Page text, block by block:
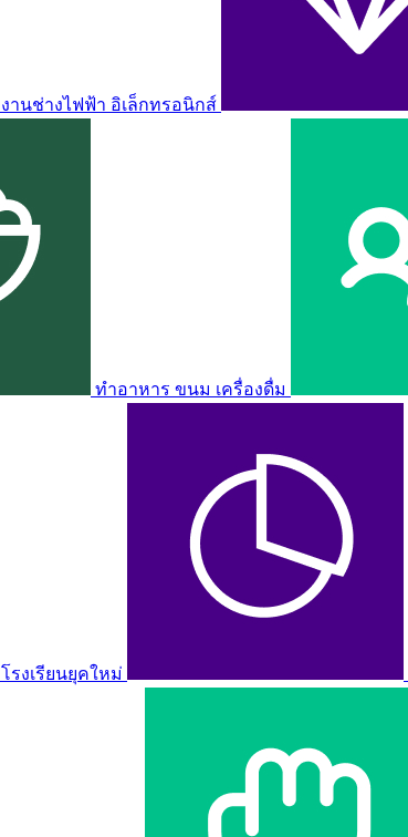
งานช่างไฟฟ้า อิเล็กทรอนิกส์
ทำอาหาร ขนม เครื่องดื่ม
โรงเรียนยุคใหม่